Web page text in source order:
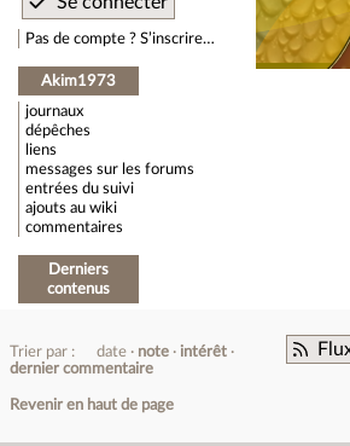
Pas de compte ? S’inscrire…
Akim1973
journaux
dépêches
liens
messages sur les forums
entrées du suivi
ajouts au wiki
commentaires
Derniers
contenus
Trier par : date note
intérêt
dernier commentaire
Revenir en haut de page